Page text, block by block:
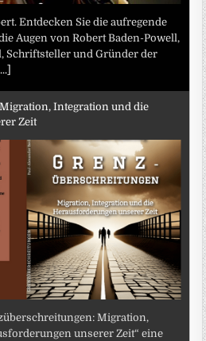
Entdecken Sie die aufregende
Augen von Robert Baden-Powell,
Schriftsteller und Gründer der
[...]
Integration und die
Zeit
Migration,
unserer Zeit“ eine